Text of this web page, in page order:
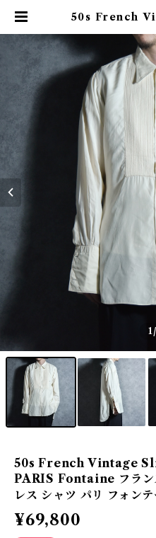
50s French
e フランス ヴィ
レス シャツ パ
ark & collars (
1
50s French Vintage
PARIS Fontaine フラン
レス シャツ パリ フォンテ
¥69,800